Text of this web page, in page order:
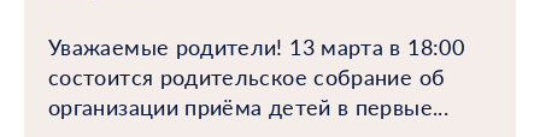
Уважаемые родители! 13 марта в 18:00
состоится родительское собрание об
организации приёма детей в первые...